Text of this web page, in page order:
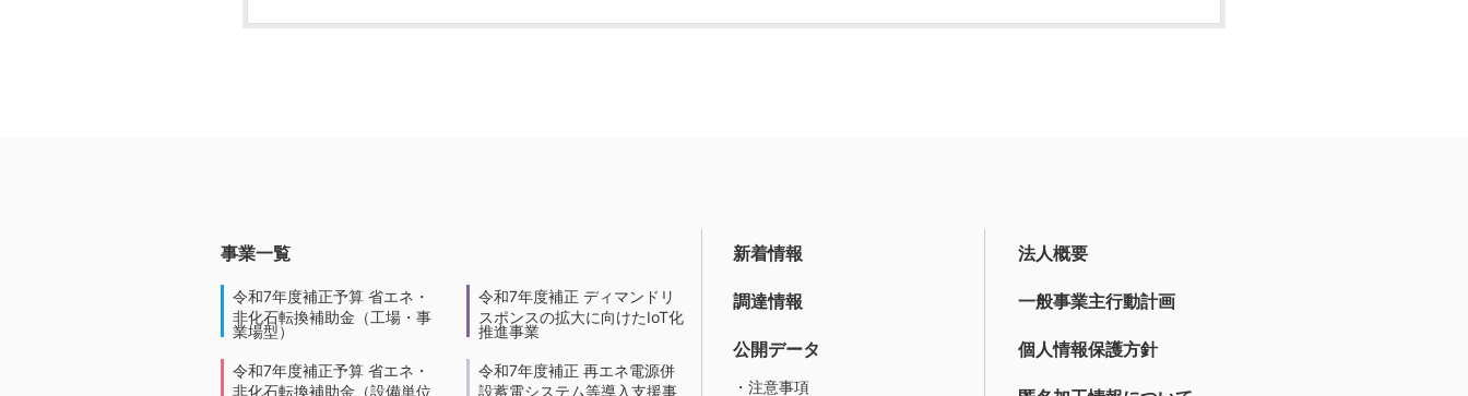
事業一覧
令和7年度補正予算 省エネ・
非化石転換補助金（工場・事
業場型）
令和7年度補正予算 省エネ・
非化石転換補助金（設備単位
令和7年度補正 ディマンドリ
スポンスの拡大に向けたIoT化
推進事業
令和7年度補正 再エネ電源併
設蓄電システム等導入支援事
新着情報
調達情報
公開データ
・注意事項
法人概要
一般事業主行動計画
個人情報保護方針